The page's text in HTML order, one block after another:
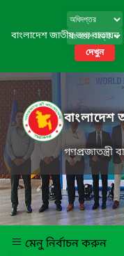
বাংলাদেশ জাতীয় তথ্য বাতায়ন
দেখুন
বাংলাদেশ
গণপ্রজাতন্ত্রী
মেনু নির্বাচন করুন